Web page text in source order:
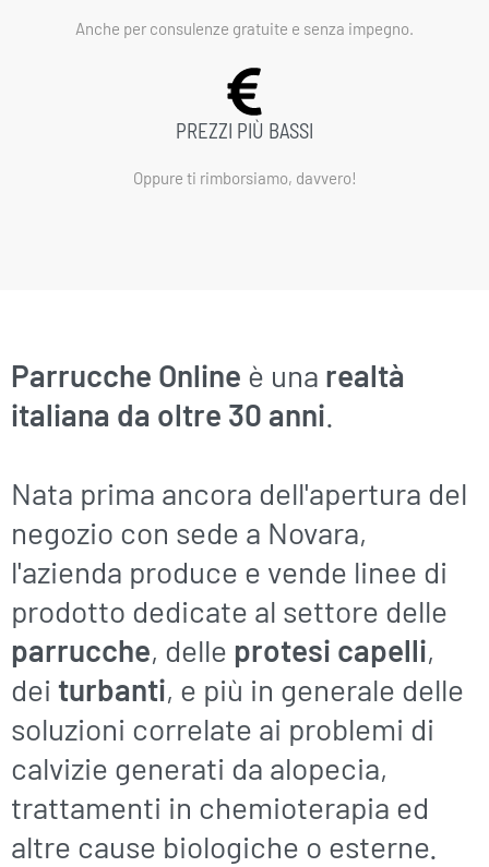
Anche per consulenze gratuite e senza impegno.
PREZZI PIÙ BASSI
Oppure ti rimborsiamo, davvero!
Parrucche Online è una realtà
italiana da oltre 30 anni.
Nata prima ancora dell'apertura del
negozio con sede a Novara,
l'azienda produce e vende linee di
prodotto dedicate al settore delle
parrucche, delle protesi capelli,
dei turbanti, e più in generale delle
soluzioni correlate ai problemi di
calvizie generati da alopecia,
trattamenti in chemioterapia ed
altre cause biologiche o esterne.